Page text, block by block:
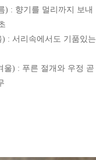
리까지 보내
도 기품있는
개와 우정 곧